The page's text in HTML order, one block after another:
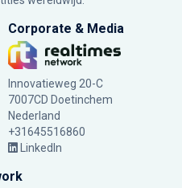
Corporate & Media
Innovatieweg 20-C
7007CD Doetinchem
Nederland
+31645516860
LinkedIn